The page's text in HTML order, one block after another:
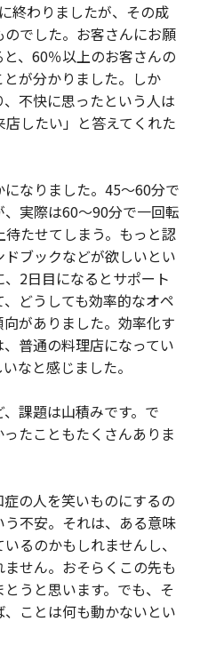
終わりましたが、その成
でした。お客さんにお願
、60％以上のお客さんの
が分かりました。しか
不快に思ったという人は
したい」と答えてくれた
なりました。45～60分で
実際は60～90分で一回転
たせてしまう。もっと認
ブックなどが欲しいとい
2日目になるとサポート
どうしても効率的なオペ
がありました。効率化す
普通の料理店になってい
なと感じました。
課題は山積みです。で
たこともたくさんありま
の人を笑いものにするの
不安。それは、ある意味
るのかもしれませんし、
せん。おそらくこの先も
うと思います。でも、そ
ことは何も動かないとい